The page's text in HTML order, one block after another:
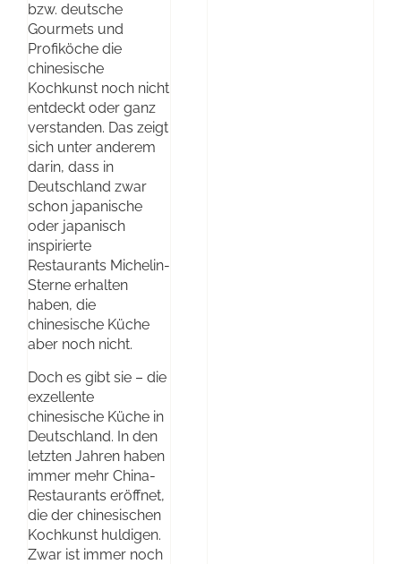
bzw. deutsche
Gourmets und
Profiköche die
chinesische
Kochkunst noch nicht
entdeckt oder ganz
verstanden. Das zeigt
sich unter anderem
darin, dass in
Deutschland zwar
schon japanische
oder japanisch
inspirierte
Restaurants Michelin-
Sterne erhalten
haben, die
chinesische Küche
aber noch nicht.
Doch es gibt sie – die
exzellente
chinesische Küche in
Deutschland. In den
letzten Jahren haben
immer mehr China-
Restaurants eröffnet,
die der chinesischen
Kochkunst huldigen.
Zwar ist immer noch